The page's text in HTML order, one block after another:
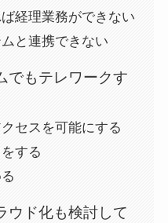
経理業務ができない
と連携できない
でもテレワークす
セスを可能にする
する
ウド化も検討して